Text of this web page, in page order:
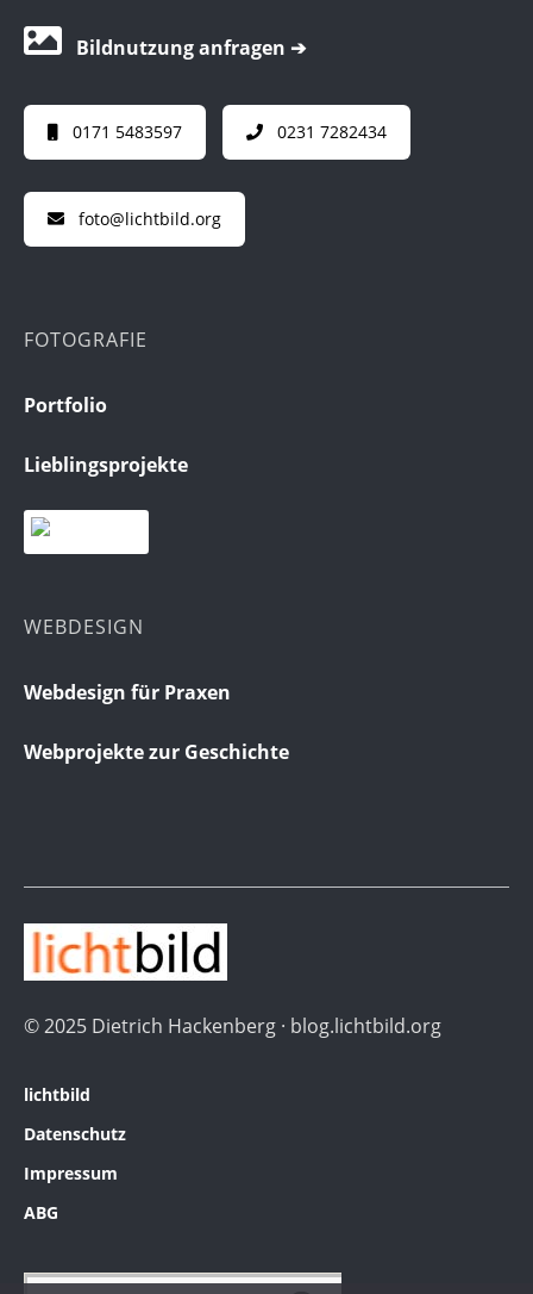
Bildnutzung anfragen ➔
0171 5483597 0231 7282434
foto@lichtbild.org
FOTOGRAFIE
Portfolio
Lieblingsprojekte
WEBDESIGN
Webdesign für Praxen
Webprojekte zur Geschichte
© 2025 Dietrich Hackenberg · blog.lichtbild.org
lichtbild
Datenschutz
Impressum
ABG